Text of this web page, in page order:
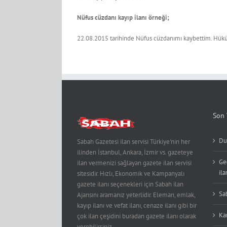
Nüfus cüzdanı kayıp ilanı örneği;
22.08.2015 tarihinde Nüfus cüzdanımı kaybettim.
Sabah Gazetesi ilan servisi Türkiye'nin her
ilinden İstanbul, Ankara, İzmir vs. gazeteye
ilan vermenizi sağlayan gazete ilan servisi
sitesidir. Hızlı, Ekonomik ve Kampanyalı
gazete ilanı seçenekleri için Sabah ilan
Ajansını aramanız yeterlidir. Eleman, emlak,
kayıp ilanı ve vefat ilanı, cenaze ilanı gibi bir
çok ilan çeşidini buradan gazete ilanı olarak
Son